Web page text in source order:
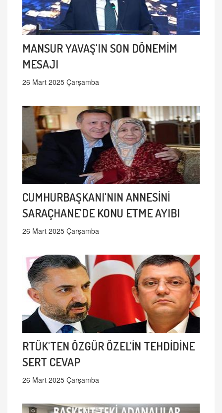
MANSUR YAVAŞ'IN SON DÖNEMİM
MESAJI
26 Mart 2025 Çarşamba
CUMHURBAŞKANI'NIN ANNESİNİ
SARAÇHANE'DE KONU ETME AYIBI
26 Mart 2025 Çarşamba
RTÜK'TEN ÖZGÜR ÖZEL'İN TEHDİDİNE
SERT CEVAP
26 Mart 2025 Çarşamba